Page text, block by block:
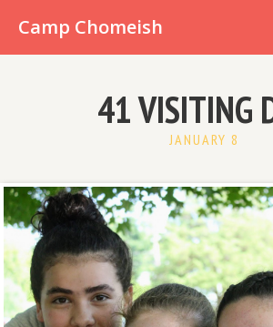
Camp Chomeish
41 VISITING
JANUARY 8